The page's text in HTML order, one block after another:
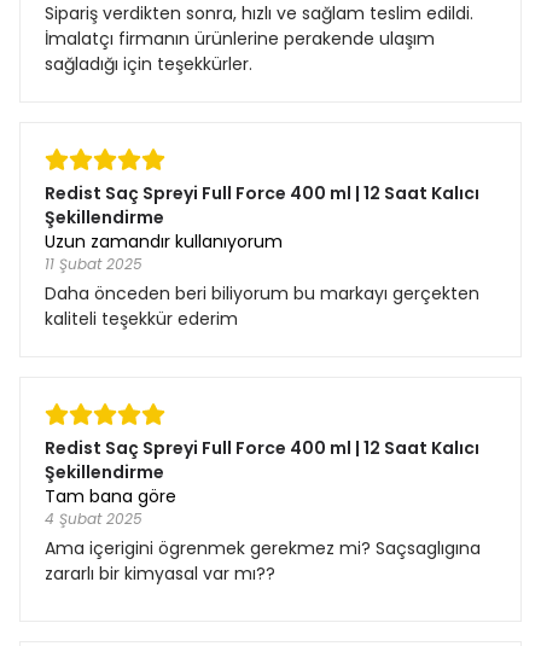
Sipariş verdikten sonra, hızlı ve sağlam teslim edildi.
İmalatçı firmanın ürünlerine perakende ulaşım
sağladığı için teşekkürler.
Redist Saç Spreyi Full Force 400 ml | 12 Saat Kalıcı
Şekillendirme
Uzun zamandır kullanıyorum
11 Şubat 2025
Daha önceden beri biliyorum bu markayı gerçekten
kaliteli teşekkür ederim
Redist Saç Spreyi Full Force 400 ml | 12 Saat Kalıcı
Şekillendirme
Tam bana göre
4 Şubat 2025
Ama içerigini ögrenmek gerekmez mi? Saçsaglıgına
zararlı bir kimyasal var mı??